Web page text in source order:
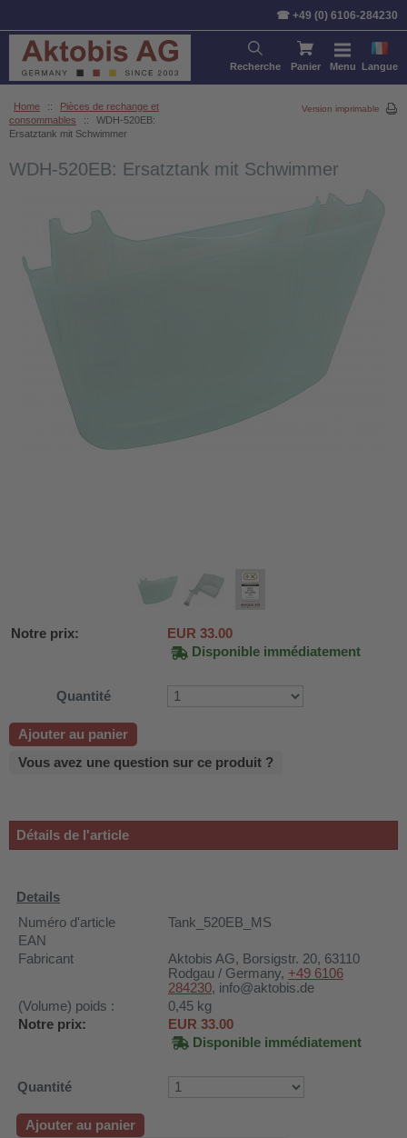
☎ +49 (0) 6106-284230
Recherche Panier Menu Langue
WDH-AP1212
220B
660b
988b
AP1101
H3
AF500B
Home ::
Pièces de rechange et
consommables
::
WDH-520EB:
Ersatztank mit Schwimmer
Version imprimable
WDH-520EB: Ersatztank mit Schwimmer
Notre prix: EUR 33.00
Disponible immédiatement
Quantité
Ajouter au panier
Vous avez une question sur ce produit ?
Détails de l'article
Details
Numéro d'article
Tank_520EB_MS
EAN
Fabricant
Aktobis AG, Borsigstr. 20, 63110
Rodgau / Germany, +49 6106
284230, info@aktobis.de
(Volume) poids :
0,45 kg
Notre prix:
EUR 33.00
Disponible immédiatement
Quantité
Ajouter au panier